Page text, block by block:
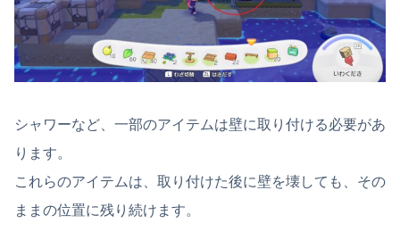
シャワーなど、一部のアイテムは壁に取り付ける必要があ
ります。
これらのアイテムは、取り付けた後に壁を壊しても、その
ままの位置に残り続けます。